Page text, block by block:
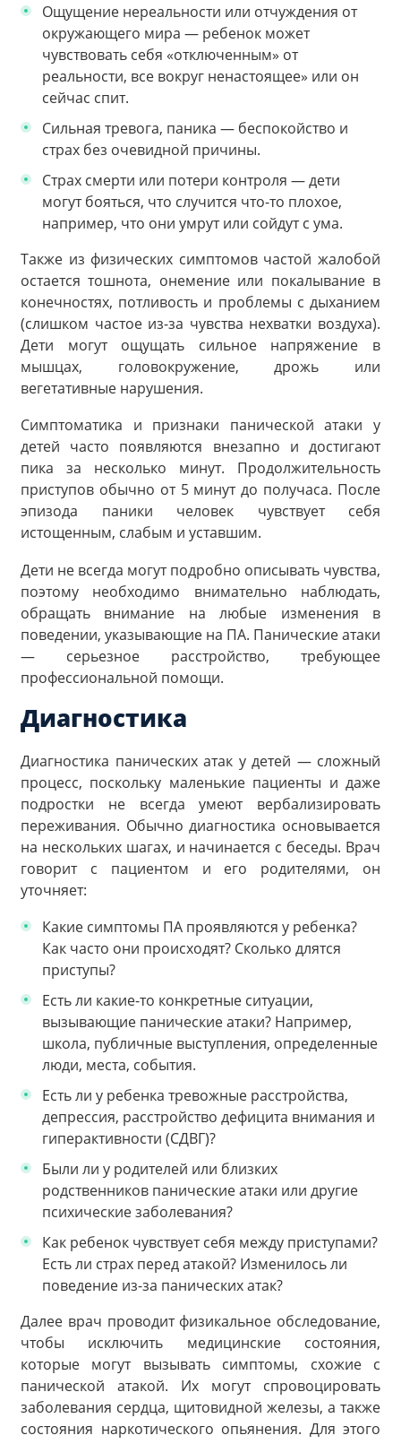
Ощущение нереальности или отчуждения от
окружающего мира — ребенок может
чувствовать себя «отключенным» от
реальности, все вокруг ненастоящее» или он
сейчас спит.
Сильная тревога, паника — беспокойство и
страх без очевидной причины.
Страх смерти или потери контроля — дети
могут бояться, что случится что-то плохое,
например, что они умрут или сойдут с ума.
Также из физических симптомов частой жалобой
остается тошнота, онемение или покалывание в
конечностях, потливость и проблемы с дыханием
(слишком частое из-за чувства нехватки воздуха).
Дети могут ощущать сильное напряжение в
мышцах, головокружение, дрожь или
вегетативные нарушения.
Симптоматика и признаки панической атаки у
детей часто появляются внезапно и достигают
пика за несколько минут. Продолжительность
приступов обычно от 5 минут до получаса. После
эпизода паники человек чувствует себя
истощенным, слабым и уставшим.
Дети не всегда могут подробно описывать чувства,
поэтому необходимо внимательно наблюдать,
обращать внимание на любые изменения в
поведении, указывающие на ПА. Панические атаки
— серьезное расстройство, требующее
профессиональной помощи.
Диагностика
Диагностика панических атак у детей — сложный
процесс, поскольку маленькие пациенты и даже
подростки не всегда умеют вербализировать
переживания. Обычно диагностика основывается
на нескольких шагах, и начинается с беседы. Врач
говорит с пациентом и его родителями, он
уточняет:
Какие симптомы ПА проявляются у ребенка?
Как часто они происходят? Сколько длятся
приступы?
Есть ли какие-то конкретные ситуации,
вызывающие панические атаки? Например,
школа, публичные выступления, определенные
люди, места, события.
Есть ли у ребенка тревожные расстройства,
депрессия, расстройство дефицита внимания и
гиперактивности (СДВГ)?
Были ли у родителей или близких
родственников панические атаки или другие
психические заболевания?
Как ребенок чувствует себя между приступами?
Есть ли страх перед атакой? Изменилось ли
поведение из-за панических атак?
Далее врач проводит физикальное обследование,
чтобы исключить медицинские состояния,
которые могут вызывать симптомы, схожие с
панической атакой. Их могут спровоцировать
заболевания сердца, щитовидной железы, а также
состояния наркотического опьянения. Для этого